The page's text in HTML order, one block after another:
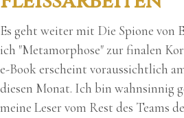
Es geht weiter mit Die Spione von
ich "Metamorphose" zur finalen
e-Book erscheint voraussichtlich
diesen Monat. Ich bin wahnsinnig
meine Leser vom Rest des Teams